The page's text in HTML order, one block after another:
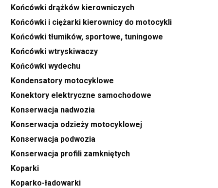
Końcówki drążków kierowniczych
Końcówki i ciężarki kierownicy do motocykli
Końcówki tłumików, sportowe, tuningowe
Końcówki wtryskiwaczy
Końcówki wydechu
Kondensatory motocyklowe
Konektory elektryczne samochodowe
Konserwacja nadwozia
Konserwacja odzieży motocyklowej
Konserwacja podwozia
Konserwacja profili zamkniętych
Koparki
Koparko-ładowarki